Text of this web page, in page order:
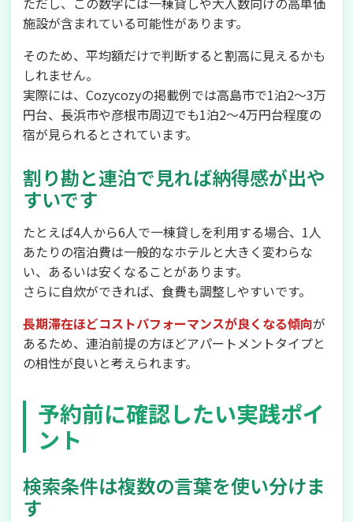
施設が含まれている可能性があります。
そのため、平均額だけで判断すると割高に見えるかも
しれません。
実際には、Cozycozyの掲載例では高島市で1泊2〜3万
円台、長浜市や彦根市周辺でも1泊2〜4万円台程度の
宿が見られるとされています。
割り勘と連泊で見れば納得感が出や
すいです
たとえば4人から6人で一棟貸しを利用する場合、1人
あたりの宿泊費は一般的なホテルと大きく変わらな
い、あるいは安くなることがあります。
さらに自炊ができれば、食費も調整しやすいです。
長期滞在ほどコストパフォーマンスが良くなる傾向が
あるため、連泊前提の方ほどアパートメントタイプと
の相性が良いと考えられます。
予約前に確認したい実践ポイ
ント
検索条件は複数の言葉を使い分けま
す